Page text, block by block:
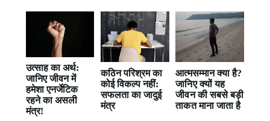
उत्साह का अर्थ:
जानिए जीवन में
हमेशा एनर्जेटिक
रहने का असली
मंत्र!
कठिन परिश्रम का
कोई विकल्प नहीं:
सफलता का जादुई
मंत्र
आत्मसम्मान क्या है?
जानिए क्यों यह
जीवन की सबसे बड़ी
ताकत माना जाता है